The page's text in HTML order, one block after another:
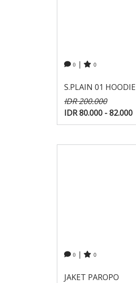
0 | 0
S.PLAIN 01 HOODIE
IDR 200.000
IDR 80.000 - 82.000
0 | 0
JAKET PAROPO